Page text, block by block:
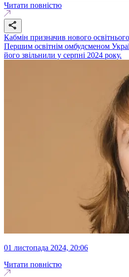
Читати повністю
Кабмін призначив нового
Першим освітнім омбудсменом
його звільнили у серпні 2024 року.
01 листопада 2024, 20:06
Читати повністю